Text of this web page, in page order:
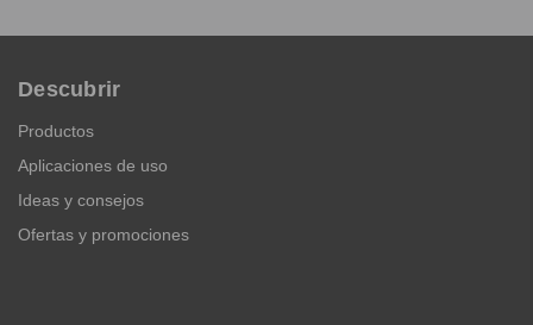
Descubrir
Productos
Aplicaciones de uso
Ideas y consejos
Ofertas y promociones